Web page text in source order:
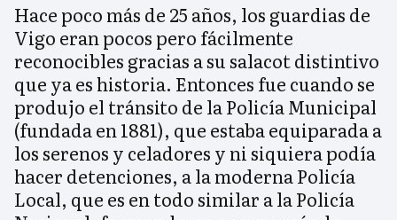
Hace poco más de 25 años, los guardias de
Vigo eran pocos pero fácilmente
reconocibles gracias a su salacot distintivo
que ya es historia. Entonces fue cuando se
produjo el tránsito de la Policía Municipal
(fundada en 1881), que estaba equiparada a
los serenos y celadores y ni siquiera podía
hacer detenciones, a la moderna Policía
Local, que es en todo similar a la Policía